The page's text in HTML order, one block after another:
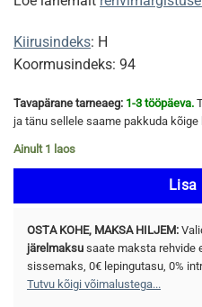
Kiirusindeks: H
Koormusindeks: 94
Tavapärane tarneaeg: 1-3 tööpäeva.
ja tänu sellele saame pakkuda
Ainult 1 laos
Lisa
OSTA KOHE, MAKSA HILJEM:
järelmaksu saate maksta rehvide
sissemaks, 0€ lepingutasu, 0%
Tutvu kõigi võimalustega...